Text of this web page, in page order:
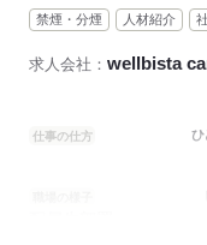
禁煙・分煙 人材紹介
求人会社： wellbista
仕事の仕方 ひ